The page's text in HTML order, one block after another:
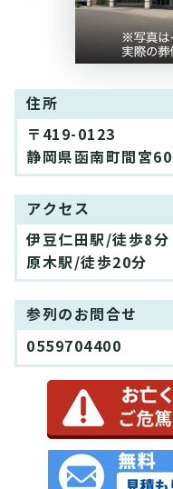
住所
〒419-0123
静岡県函南町間宮
アクセス
伊豆仁田駅/徒歩8分
原木駅/徒歩20分
参列のお問合せ
0559704400